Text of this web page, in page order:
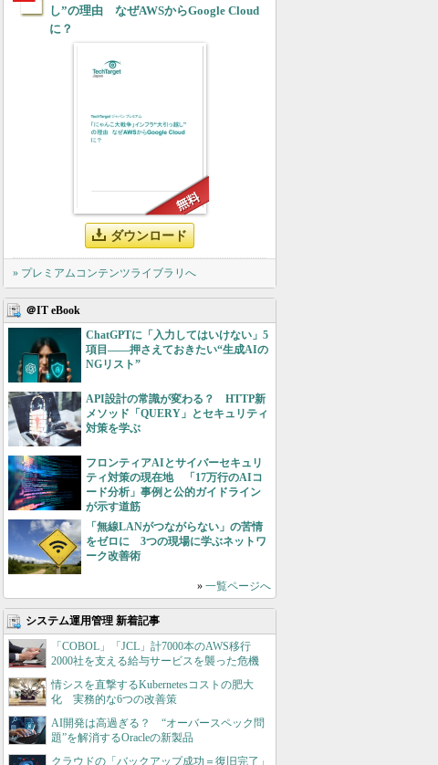
し”の理由 なぜAWSからGoogle Cloud
に？
ダウンロード
» プレミアムコンテンツライブラリへ
＠IT eBook
ChatGPTに「入力してはいけない」5
項目――押さえておきたい“生成AIの
NGリスト”
API設計の常識が変わる？ HTTP新
メソッド「QUERY」とセキュリティ
対策を学ぶ
フロンティアAIとサイバーセキュリ
ティ対策の現在地 「17万行のAIコ
ード分析」事例と公的ガイドライン
が示す道筋
「無線LANがつながらない」の苦情
をゼロに 3つの現場に学ぶネットワ
ーク改善術
» 一覧ページへ
システム運用管理 新着記事
「COBOL」「JCL」計7000本のAWS移行
2000社を支える給与サービスを襲った危機
情シスを直撃するKubernetesコストの肥大
化 実務的な6つの改善策
AI開発は高過ぎる？ “オーバースペック問
題”を解消するOracleの新製品
クラウドの「バックアップ成功＝復旧完了」